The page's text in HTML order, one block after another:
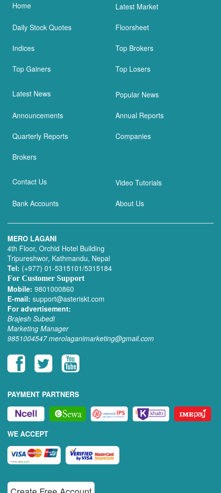
Home Latest Market
Daily Stock Quotes Floorsheet
Indices Top Brokers
Top Gainers Top Losers
Latest News Popular News
Announcements Annual Reports
Quarterly Reports Companies
Brokers
Contact Us Video Tutorials
Bank Accounts About Us
MERO LAGANI
4th Floor, Orchid Hotel Building
Tripureshwor, Kathmandu, Nepal
Tel: (+977) 01-5315101/5315184
For Customer Support
Mobile: 9801000860
E-mail: support@asteriskt.com
For advertisement:
Brajesh Subedi
Marketing Manager
9851004547 merolaganimarketing@gmail.com
PAYMENT PARTNERS
WE ACCEPT